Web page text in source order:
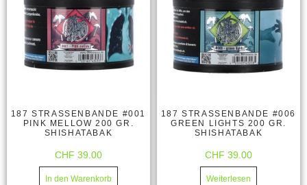
187 STRASSENBANDE #001
PINK MELLOW 200 GR.
SHISHATABAK
CHF 39.00
In den Warenkorb
187 STRASSENBANDE #006
GREEN LIGHTS 200 GR.
SHISHATABAK
CHF 39.00
Weiterlesen